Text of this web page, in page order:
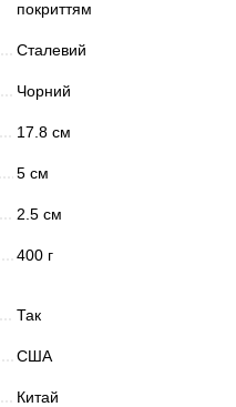
покриттям
Сталевий
Чорний
17.8 см
5 см
2.5 см
400 г
Так
США
Китай